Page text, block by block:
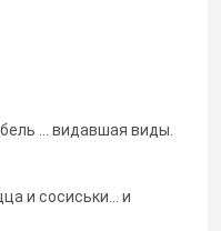
... видавшая виды.
и сосиськи... и